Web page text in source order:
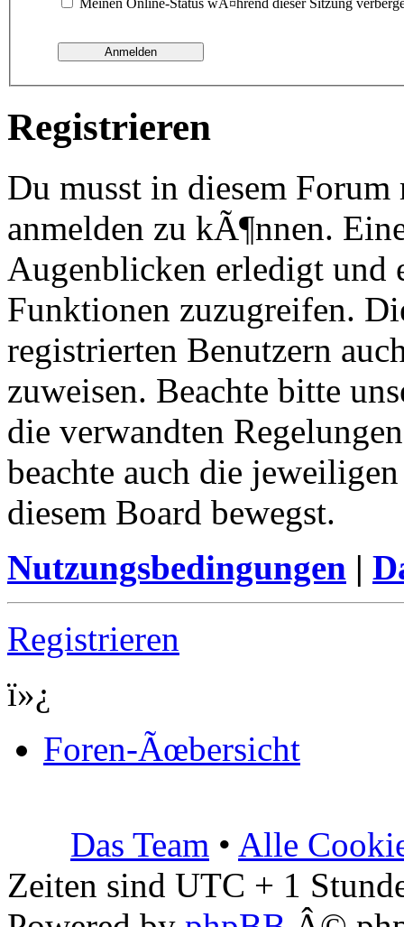
Meinen Online-Status wÃ¤hrend dieser Sitzung
Registrieren
Du musst in diesem
anmelden zu kÃ¶nnen.
Augenblicken erledigt und
Funktionen zuzugreifen.
registrierten Benutzern
zuweisen. Beachte bitte
die verwandten
beachte auch die
diesem Board bewegst.
Nutzungsbedingungen |
Registrieren
ï»¿
Foren-Ãœbersicht
Das Team • Alle
Zeiten sind UTC + 1